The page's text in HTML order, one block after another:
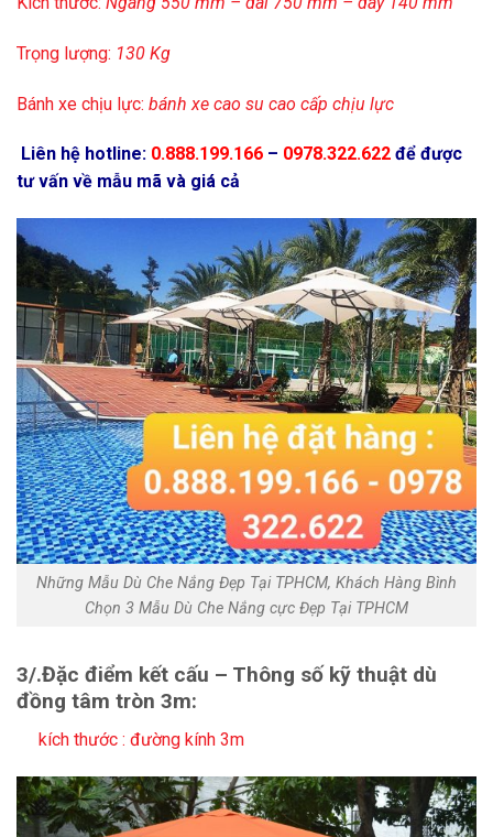
Trọng lượng: 130 Kg
Bánh xe chịu lực: bánh xe cao su cao cấp chịu lực
Liên hệ hotline: 0.888.199.166 – 0978.322.622 để được
tư vấn về mẫu mã và giá cả
Những Mẫu Dù Che Nắng Đẹp Tại TPHCM, Khách Hàng Bình
Chọn 3 Mẫu Dù Che Nắng cực Đẹp Tại TPHCM
3/.Đặc điểm kết cấu – Thông số kỹ thuật dù
đồng tâm tròn 3m:
kích thước : đường kính 3m